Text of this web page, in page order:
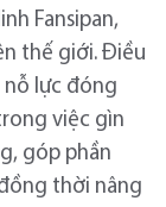
Fansipan,
thế giới. Điều
nỗ lực đóng
việc gìn
góp phần
thời nâng